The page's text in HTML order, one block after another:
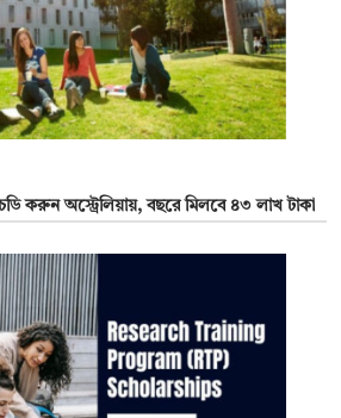
করুন অস্ট্রেলিয়ায়, বছরে মিলবে ৪৩ লাখ টাকা